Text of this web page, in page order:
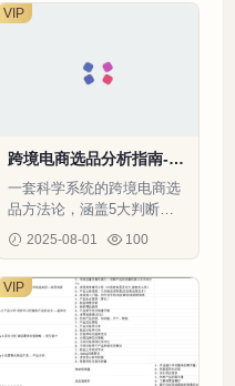
跨境电商选品分析指南-45
行-3个子表
一套科学系统的跨境电商选
品方法论，涵盖5大判断维
度和20+关键指标，助你精
准选品
2025-08-01 100
VIP
VIP